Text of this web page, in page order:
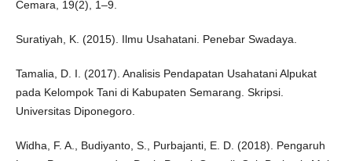
Cemara, 19(2), 1–9.
Suratiyah, K. (2015). Ilmu Usahatani. Penebar Swadaya.
Tamalia, D. I. (2017). Analisis Pendapatan Usahatani Alpukat
pada Kelompok Tani di Kabupaten Semarang. Skripsi.
Universitas Diponegoro.
Widha, F. A., Budiyanto, S., Purbajanti, E. D. (2018). Pengaruh